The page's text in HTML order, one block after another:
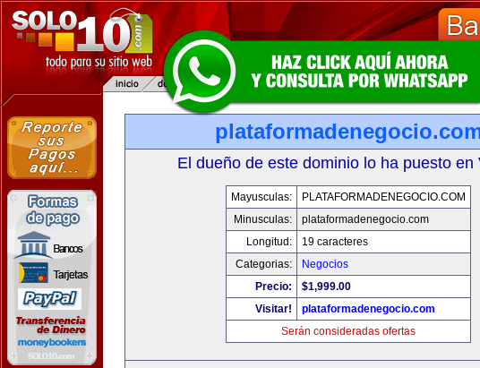
El dueño de este dominio lo ha puesto en
Mayusculas:
PLATAFORMADENEGOCIO.COM
Minusculas:
plataformadenegocio.com
Longitud:
19 caracteres
Categorias:
Negocios
Precio:
$1,999.00
Visitar!
plataformadenegocio.com
Serán consideradas ofertas